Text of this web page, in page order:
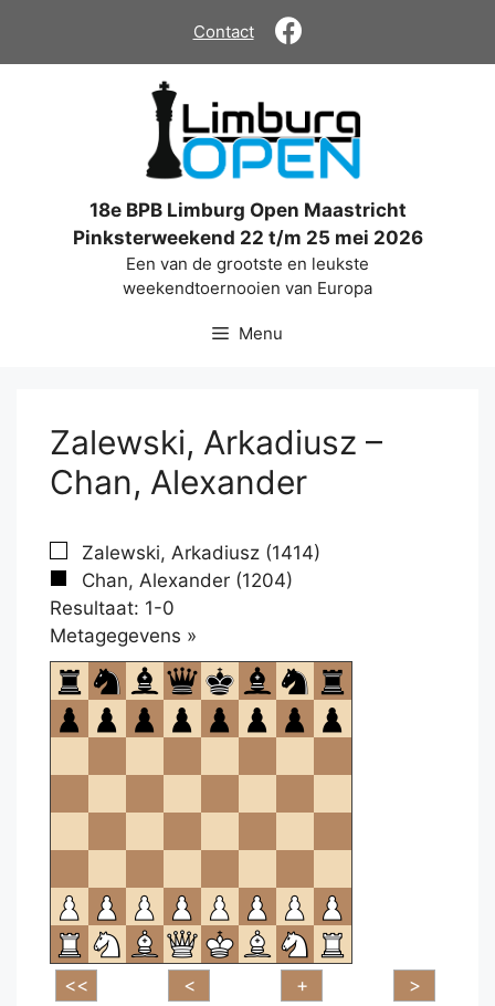
de
Contact
18e BPB Limburg Open Maastricht
Pinksterweekend 22 t/m 25 mei 2026
Een van de grootste en leukste
weekendtoernooien van Europa
Menu
Zalewski, Arkadiusz –
Chan, Alexander
Zalewski, Arkadiusz (1414)
Chan, Alexander (1204)
Resultaat: 1-0
Metagegevens »
om
te
openen.